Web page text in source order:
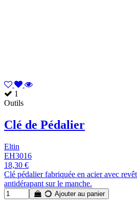
1
Outils
Clé de Pédalier
Eltin
EH3016
18,30 €
Clé pédalier fabriquée en acier avec
antidérapant sur le manche.
Ajouter au panier